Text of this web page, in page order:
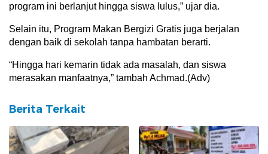
program ini berlanjut hingga siswa lulus,” ujar dia.
Selain itu, Program Makan Bergizi Gratis juga berjalan
dengan baik di sekolah tanpa hambatan berarti.
“Hingga hari kemarin tidak ada masalah, dan siswa
merasakan manfaatnya,” tambah Achmad.(Adv)
Berita Terkait